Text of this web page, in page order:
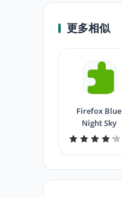
更多相似
Firefox Blue
Night Sky